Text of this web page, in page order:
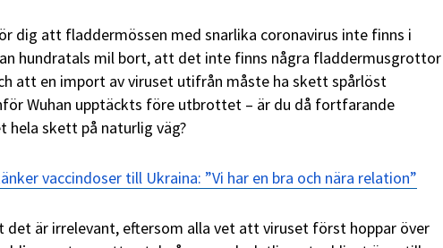
dig att fladdermössen med snarlika coronavirus inte finns i
hundratals mil bort, att det inte finns några fladdermusgrottor
att en import av viruset utifrån måste ha skett spårlöst
Wuhan upptäckts före utbrottet – är du då fortfarande
skett på naturlig väg?
vaccindoser till Ukraina: ”Vi har en bra och nära relation”
det är irrelevant, eftersom alla vet att viruset först hoppar över